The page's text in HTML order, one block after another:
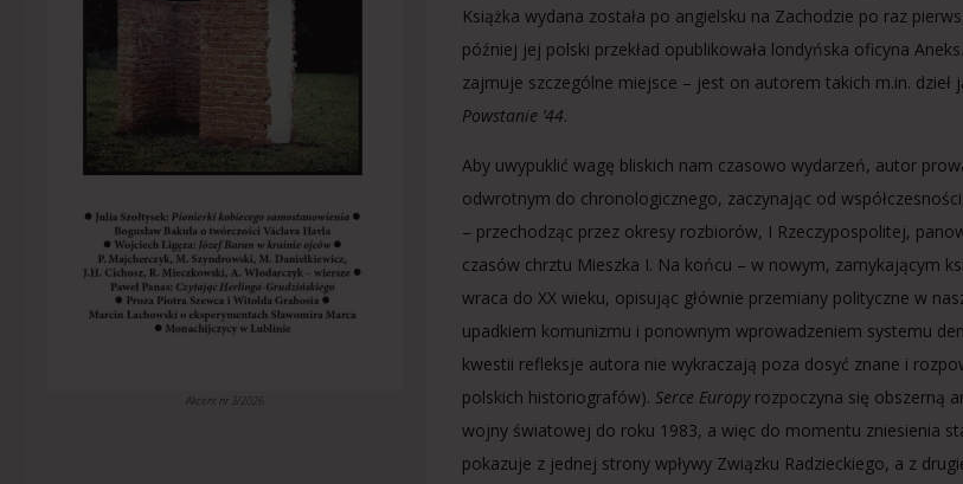
Książka wydana została po angielsku na Zachodzie po raz
później jej polski przekład opublikowała londyńska oficyna
zajmuje szczególne miejsce – jest on autorem takich m.in. dzieł
Powstanie ’44.
Aby uwypuklić wagę bliskich nam czasowo wydarzeń, autor
odwrotnym do chronologicznego, zaczynając od
– przechodząc przez okresy rozbiorów, I Rzeczypospolitej,
czasów chrztu Mieszka I. Na końcu – w nowym, zamykającym
wraca do XX wieku, opisując głównie przemiany polityczne w
upadkiem komunizmu i ponownym wprowadzeniem systemu
kwestii refleksje autora nie wykraczają poza dosyć znane i
polskich historiografów). Serce Europyrozpoczyna się obszerną
wojny światowej do roku 1983, a więc do momentu zniesienia
pokazuje z jednej strony wpływy Związku Radzieckiego, a z
Akcent nr 3/2026